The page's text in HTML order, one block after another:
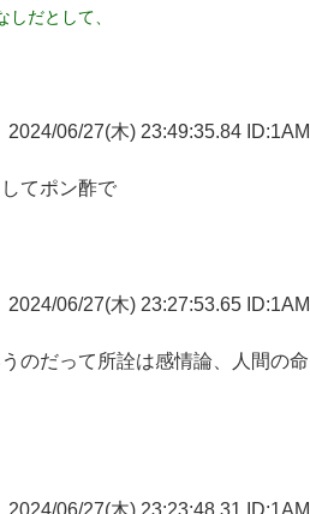
しだとして、
2024/06/27(木) 23:49:35.84
てポン酢で
2024/06/27(木) 23:27:53.65
のだって所詮は感情論、人間の
2024/06/27(木) 23:23:48.31